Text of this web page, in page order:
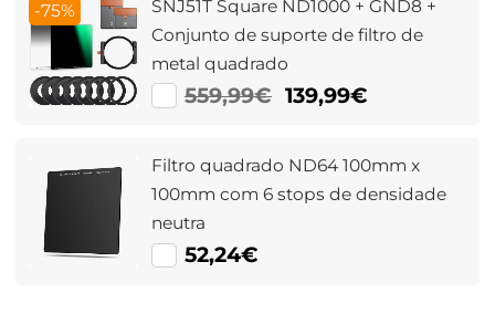
-75%
SNJ51T Square ND1000 + GND8 +
Conjunto de suporte de filtro de
metal quadrado
559,99€ 139,99€
Filtro quadrado ND64 100mm x
100mm com 6 stops de densidade
neutra
52,24€